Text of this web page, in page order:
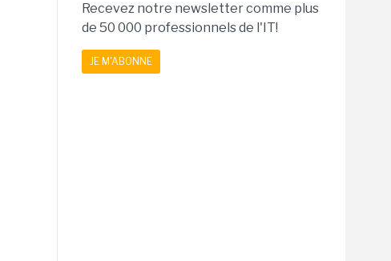
Recevez notre newsletter comme plus
de 50 000 professionnels de l'IT!
JE M'ABONNE